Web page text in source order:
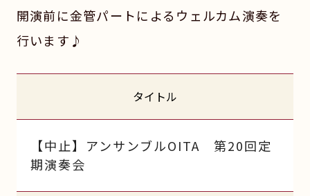
開演前に金管パートによるウェルカム演奏を
行います♪
タイトル
【中止】アンサンブルOITA 第20回定
期演奏会